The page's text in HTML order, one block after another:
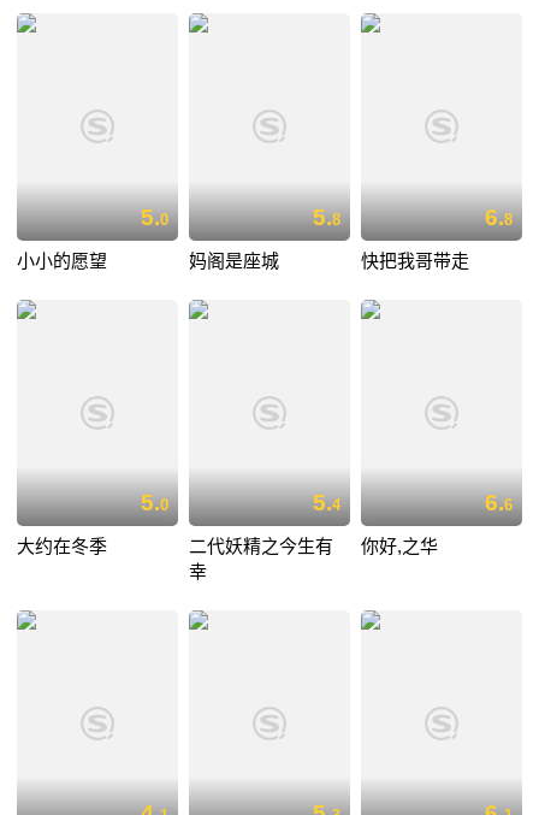
5.0
小小的愿望
5.8
妈阁是座城
6.8
快把我哥带走
5.0
大约在冬季
5.4
二代妖精之今生有
幸
6.6
你好,之华